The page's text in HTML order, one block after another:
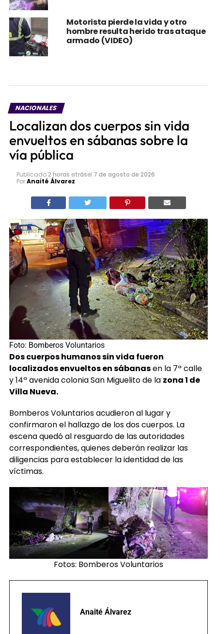
Motorista pierde la vida y otro
hombre resulta herido tras ataque
armado (VIDEO)
NACIONALES
Localizan dos cuerpos sin vida
envueltos en sábanas sobre la
vía pública
Publicado2 horas atrásel 7 de agosto de 2026
PorAnaité Álvarez
Foto: Bomberos Voluntarios
Dos cuerpos humanos sin vida fueron
localizados envueltos en sábanasen la 7ª calle
y 14ª avenida colonia San Miguelito de la zona 1 de
Villa Nueva.
Bomberos Voluntarios acudieron al lugar y
confirmaron el hallazgo de los dos cuerpos. La
escena quedó al resguardo de las autoridades
correspondientes, quienes deberán realizar las
diligencias para establecer la identidad de las
víctimas.
Fotos: Bomberos Voluntarios
Anaité Álvarez